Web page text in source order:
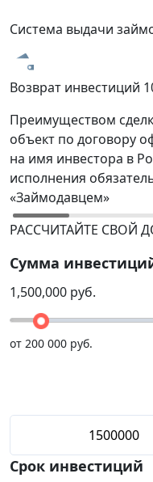
Система выдачи
Возврат инвестиций
Преимуществом
объект по договору
на имя инвестора в
исполнения
«Займодавцем»
РАССЧИТАЙТЕ СВОЙ
Сумма
1,500,000 руб.
от 200 000 руб.
Срок инвестиций